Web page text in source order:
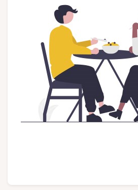
Suivez-nous
Groupes et voyagistes
FR EN NL DE